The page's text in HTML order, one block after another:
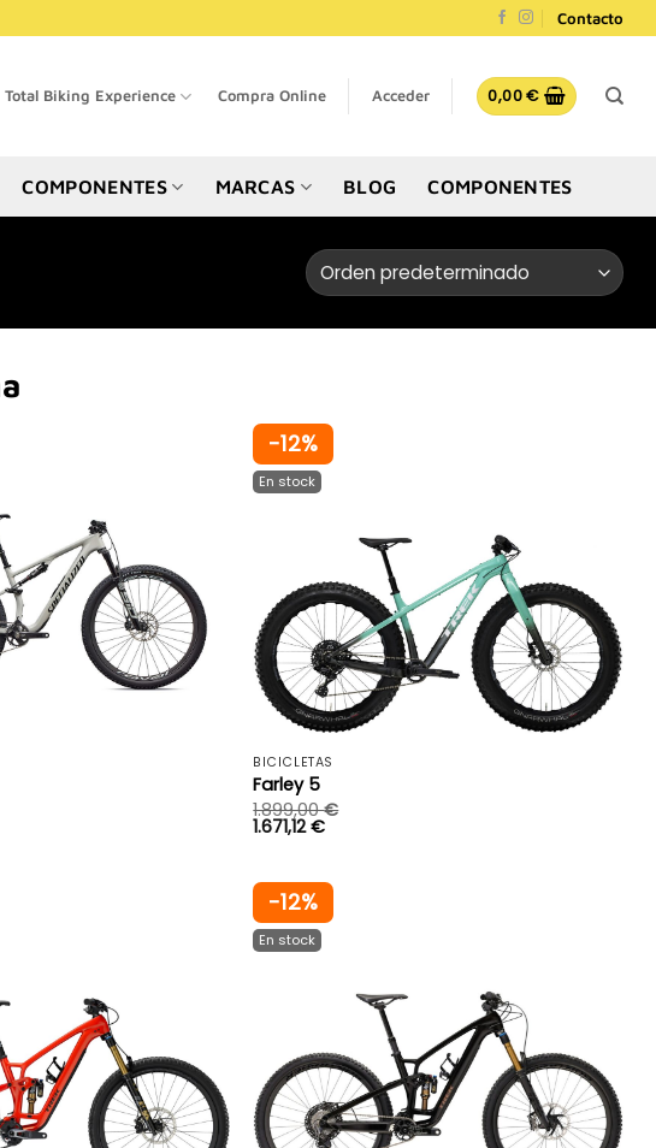
Contacto
Total Biking Experience Compra Online Acceder 0,00€
COMPONENTES MARCAS BLOG COMPONENTES
-12%
+
BICICLETAS
Farley 5
1.899,00€
1.671,12€
-12%